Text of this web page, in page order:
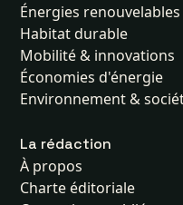
Énergies renouvelables
Habitat durable
Mobilité & innovations
Économies d'énergie
Environnement &
La rédaction
À propos
Charte éditoriale